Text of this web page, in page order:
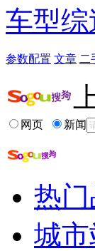
降价促销
车型综
参数配置 文章 二
网页 新闻
热
城